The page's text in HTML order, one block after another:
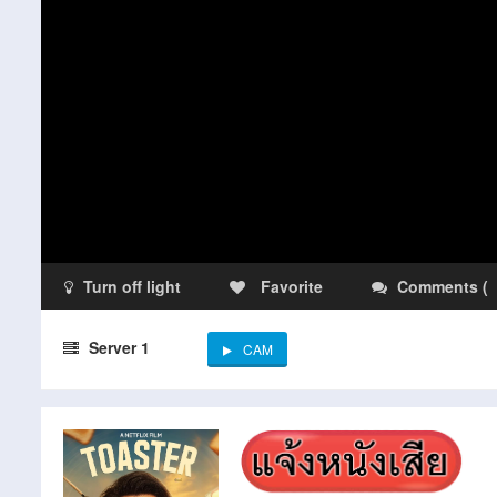
Turn off light Favorite Comments (
Server 1 CAM